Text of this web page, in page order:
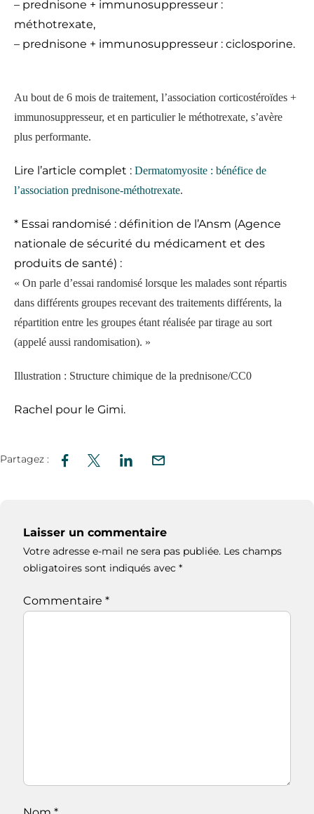
– prednisone + immunosuppresseur :
méthotrexate,
– prednisone + immunosuppresseur : ciclosporine.
Au bout de 6 mois de traitement, l’association corticostéroïdes +
immunosuppresseur, et en particulier le méthotrexate, s’avère
plus performante.
Lire l’article complet : Dermatomyosite : bénéfice de
l’association prednisone-méthotrexate.
* Essai randomisé : définition de l’Ansm (Agence
nationale de sécurité du médicament et des
produits de santé) :
« On parle d’essai randomisé lorsque les malades sont répartis
dans différents groupes recevant des traitements différents, la
répartition entre les groupes étant réalisée par tirage au sort
(appelé aussi randomisation). »
Illustration : Structure chimique de la prednisone/CC0
Rachel pour le Gimi.
Partagez :
Laisser un commentaire
Votre adresse e-mail ne sera pas publiée. Les champs
obligatoires sont indiqués avec *
Commentaire *